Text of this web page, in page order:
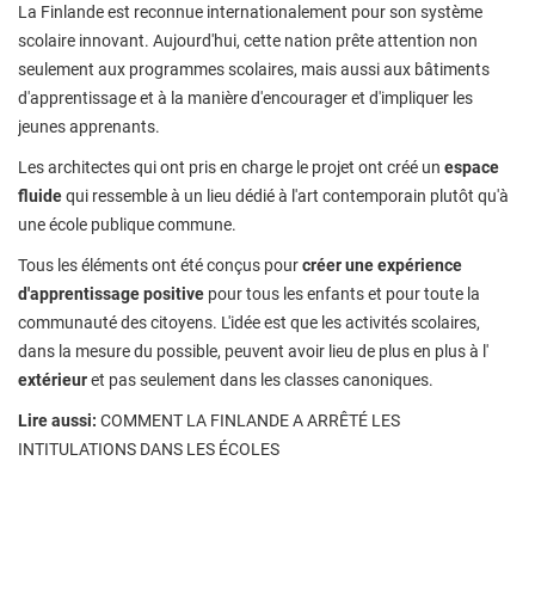
La Finlande est reconnue internationalement pour son système
scolaire innovant. Aujourd'hui, cette nation prête attention non
seulement aux programmes scolaires, mais aussi aux bâtiments
d'apprentissage et à la manière d'encourager et d'impliquer les
jeunes apprenants.
Les architectes qui ont pris en charge le projet ont créé un espace
fluidequi ressemble à un lieu dédié à l'art contemporain plutôt qu'à
une école publique commune.
Tous les éléments ont été conçus pourcréer une expérience
d'apprentissage positive pour tous les enfants et pour toute la
communauté des citoyens. L'idée est que les activités scolaires,
dans la mesure du possible, peuvent avoir lieu de plus en plus à l'
extérieuret pas seulement dans les classes canoniques.
Lire aussi: COMMENT LA FINLANDE A ARRÊTÉ LES
INTITULATIONS DANS LES ÉCOLES